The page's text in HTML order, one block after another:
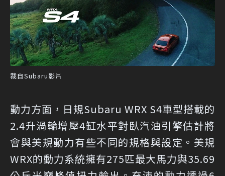
裁自Subaru影片
動力方面，日規Subaru WRX S4車型搭載的
2.4升渦輪增壓4缸水平對臥汽油引擎估計將
會與美規動力有些不同的規格與設定。美規
WRX的動力系統擁有275匹最大馬力與35.69